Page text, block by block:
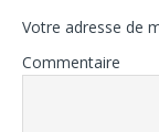
Votre adresse de
Commentaire